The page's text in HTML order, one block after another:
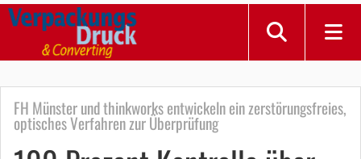
FH Münster und thinkworks entwickeln ein zerstörungsfreies,
optisches Verfahren zur Überprüfung